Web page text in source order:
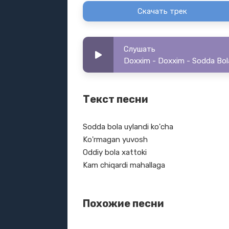
Скачать трек
Слушать
Doxxim - Doxxim - Sodda
Текст песни
Sodda bola uylandi ko'cha
Ko'rmagan yuvosh
Oddiy bola xattoki
Kam chiqardi mahallaga
Похожие песни